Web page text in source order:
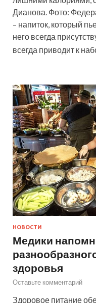
Дианова. Фото:
– напиток, который
него всегда
всегда приводит к
НОВОСТИ
Медики
здоровья
Оставьте комментарий
Здоровое питание